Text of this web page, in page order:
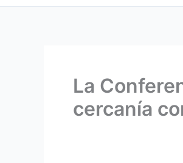
La
cercanía